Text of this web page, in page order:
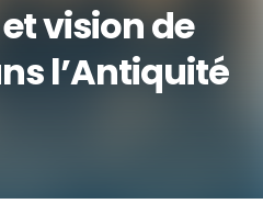
vision de
l’Antiquité